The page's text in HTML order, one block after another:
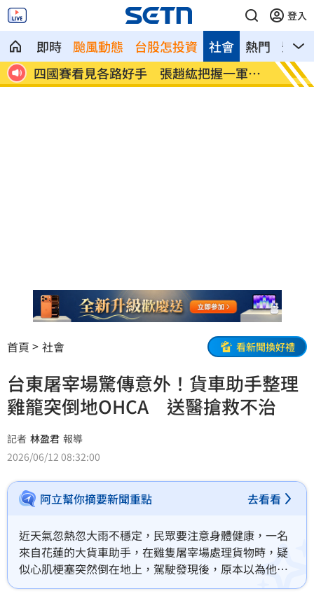
登入
即時 颱風動態 台股怎投資 熱門 影音
社會
路 四國賽看見各路好手 張趙紘把握一軍機
會
繼《
妻
首頁 社會 看新聞換好禮
台東屠宰場驚傳意外！貨車助手整理
雞籠突倒地OHCA 送醫搶救不治
記者 林盈君 報導
2026/06/12 08:32:00
阿立幫你摘要新聞重點 去看看
近天氣忽熱忽大雨不穩定，民眾要注意身體健康，一名
來自花蓮的大貨車助手，在雞隻屠宰場處理貨物時，疑
似心肌梗塞突然倒在地上，駕駛發現後，原本以為他是
從貨車上摔落後OHCA，立刻報案並且進行CPR，救護人